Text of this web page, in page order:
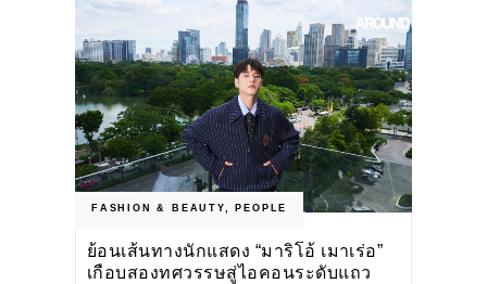
FASHION & BEAUTY, PEOPLE
ย้อนเส้นทางนักแสดง “มาริโอ้ เมาเร่อ”
เกือบสองทศวรรษสู่ไอคอนระดับแถว